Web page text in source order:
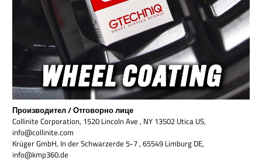
Производител / Отговорно лице
Collinite Corporation, 1520 Lincoln Ave , NY 13502 Utica US,
info@collinite.com
Krüger GmbH, In der Schwarzerde 5-7 , 65549 Limburg DE,
info@kmp360.de